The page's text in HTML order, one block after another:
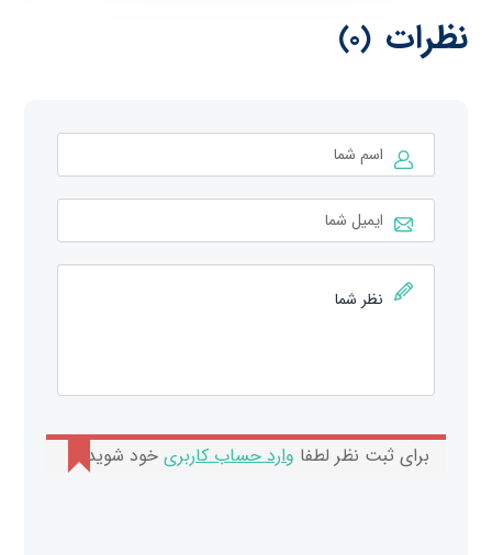
نظرات (0)
برای ثبت نظر لطفا وارد حساب کاربری خود شوید.